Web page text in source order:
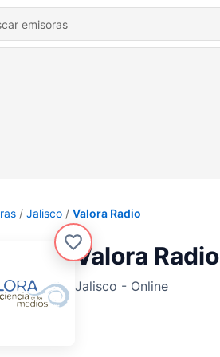
Jalisco Valora Radio
Valora Radio
Jalisco - Online